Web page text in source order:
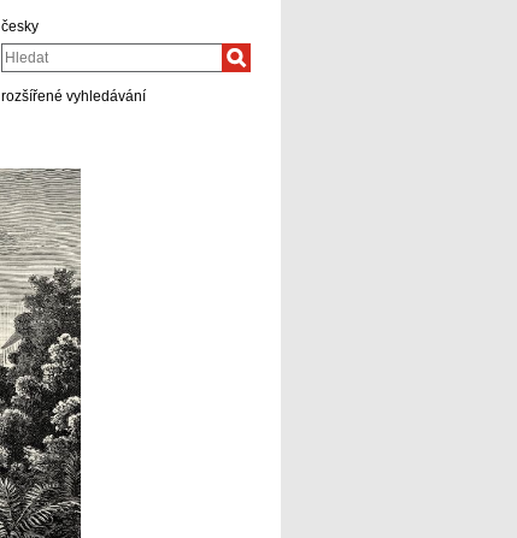
česky
Hledat
rozšířené vyhledávání